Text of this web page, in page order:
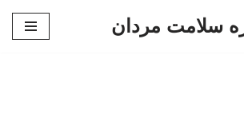
سلامت مردان